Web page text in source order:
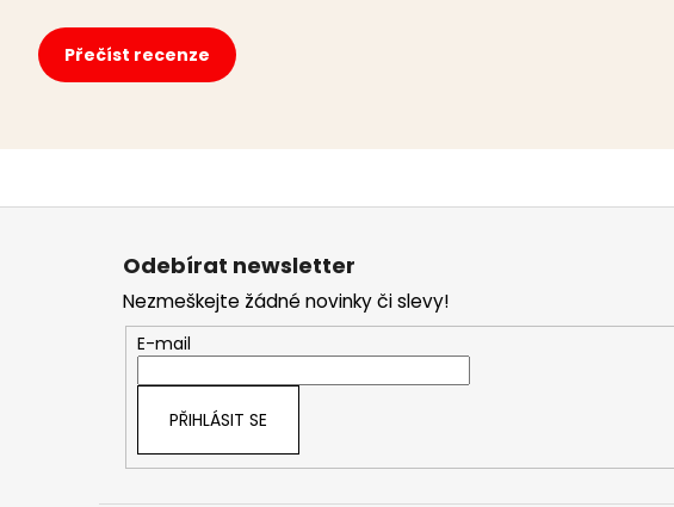
Přečíst recenze
Odebírat newsletter
Nezmeškejte žádné novinky či slevy!
E-mail
PŘIHLÁSIT SE